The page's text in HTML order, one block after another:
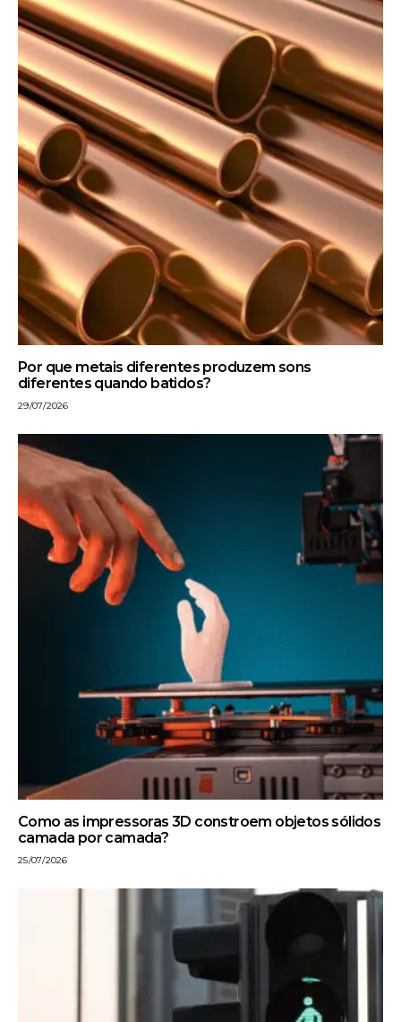
Por que metais diferentes produzem sons
diferentes quando batidos?
29/07/2026
Como as impressoras 3D constroem objetos sólidos
camada por camada?
25/07/2026